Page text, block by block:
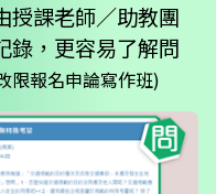
授課老師∕助教團
錄，更容易了解問
限報名申論寫作班)